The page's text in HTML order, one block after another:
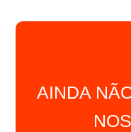
AINDA